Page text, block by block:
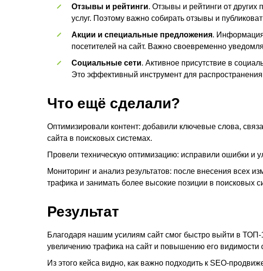
Отзывы и рейтинги. Отзывы и рейтинги от других
услуг. Поэтому важно собирать отзывы и
Акции и специальные предложения.
посетителей на сайт. Важно своевременно
Социальные сети. Активное присутствие в
Это эффективный инструмент для
Что ещё сделали?
Оптимизировали контент: добавили ключевые слова,
сайта в поисковых системах.
Провели техническую оптимизацию: исправили ошибки и
Мониторинг и анализ результатов: после внесения всех
трафика и занимать более высокие позиции в поисковых
Результат
Благодаря нашим усилиям сайт смог быстро выйти в
увеличению трафика на сайт и повышению его видимости
Из этого кейса видно, как важно подходить к SEO-